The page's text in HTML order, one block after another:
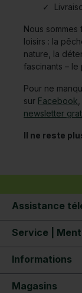
Nous sommes
loisirs : la
nature, la
fascinants – le
Pour ne
sur Facebook
newsletter
Il ne reste
Assistance
Service |
Informations
Magasins